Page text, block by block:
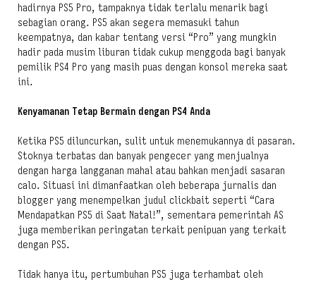
hadirnya PS5 Pro, tampaknya tidak terlalu menarik bagi
sebagian orang. PS5 akan segera memasuki tahun
keempatnya, dan kabar tentang versi “Pro” yang mungkin
hadir pada musim liburan tidak cukup menggoda bagi banyak
pemilik PS4 Pro yang masih puas dengan konsol mereka saat
ini.
Kenyamanan Tetap Bermain dengan PS4 Anda
Ketika PS5 diluncurkan, sulit untuk menemukannya di pasaran.
Stoknya terbatas dan banyak pengecer yang menjualnya
dengan harga langganan mahal atau bahkan menjadi sasaran
calo. Situasi ini dimanfaatkan oleh beberapa jurnalis dan
blogger yang menempelkan judul clickbait seperti “Cara
Mendapatkan PS5 di Saat Natal!”, sementara pemerintah AS
juga memberikan peringatan terkait penipuan yang terkait
dengan PS5.
Tidak hanya itu, pertumbuhan PS5 juga terhambat oleh